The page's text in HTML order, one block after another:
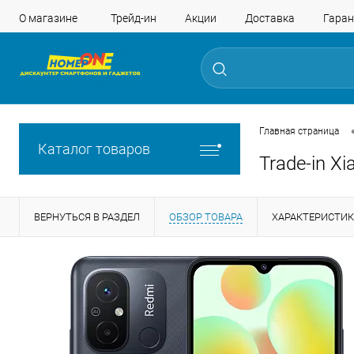
О магазине Трейд-ин Акции Доставка
Каталог товаров
Главная страница
Trade-in
ВЕРНУТЬСЯ В РАЗДЕЛ ОБЗОР ТОВАРА